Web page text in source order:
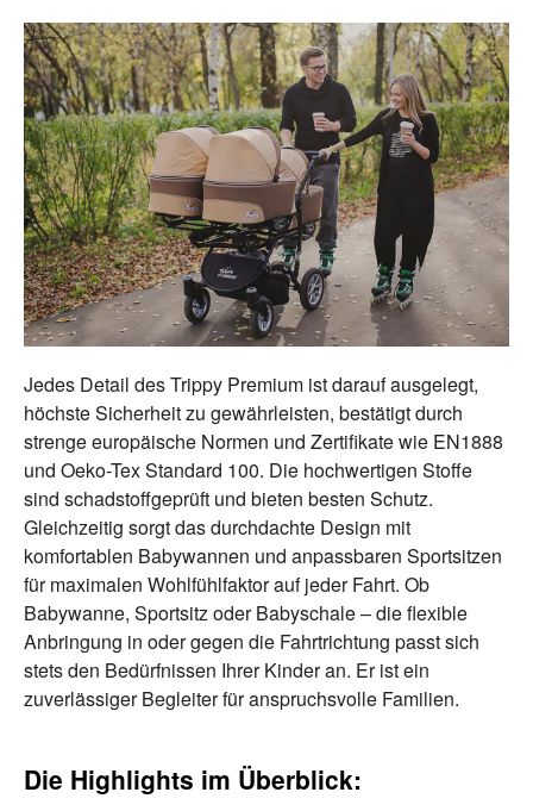
Jedes Detail des Trippy Premium ist darauf ausgelegt,
höchste Sicherheit zu gewährleisten, bestätigt durch
strenge europäische Normen und Zertifikate wie EN1888
und Oeko-Tex Standard 100. Die hochwertigen Stoffe
sind schadstoffgeprüft und bieten besten Schutz.
Gleichzeitig sorgt das durchdachte Design mit
komfortablen Babywannen und anpassbaren Sportsitzen
für maximalen Wohlfühlfaktor auf jeder Fahrt. Ob
Babywanne, Sportsitz oder Babyschale – die flexible
Anbringung in oder gegen die Fahrtrichtung passt sich
stets den Bedürfnissen Ihrer Kinder an. Er ist ein
zuverlässiger Begleiter für anspruchsvolle Familien.
Die Highlights im Überblick: